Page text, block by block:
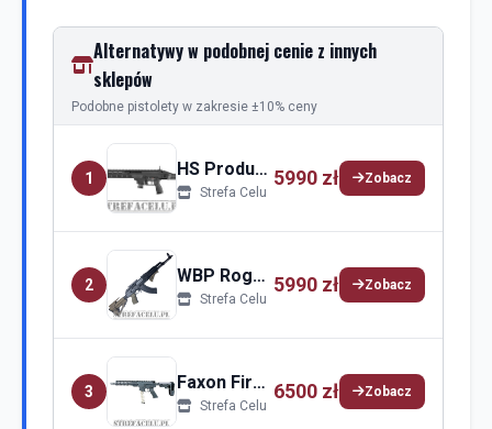
Alternatywy w podobnej cenie z innych
sklepów
Podobne pistolety w zakresie ±10% ceny
1 HS Produkt HS Produkt KUNA
Strefa Celu
5990 zł Zobacz
2 WBP Rogów WBP Rogów JACK
Strefa Celu
5990 zł Zobacz
3 Faxon Firearms Faxon Firearms Bantam
Strefa Celu
6500 zł Zobacz